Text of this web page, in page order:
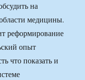
на
медицины.
реформирование
опыт
что показать и